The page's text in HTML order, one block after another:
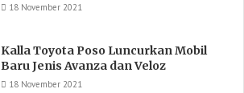
18 November 2021
Kalla Toyota Poso Luncurkan Mobil
Baru Jenis Avanza dan Veloz
18 November 2021